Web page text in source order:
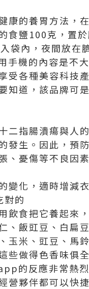
康的養胃方法，
食鹽100克，置
袋內，夜間放在
手機的內容是不
受各種美容科技
知道，該品牌可
二指腸潰瘍與人
發生。因此，預
、憂傷等不良因
變化，適時增減
對的
飲食把它養起來
、飯豇豆、白扁
玉米、豇豆、馬
些做得色香味俱
的反應非常熱
營夥伴都可以快